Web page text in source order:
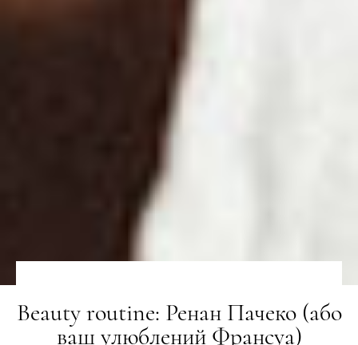
Beauty routine: Ренан Пачеко (або
ваш улюблений Франсуа)